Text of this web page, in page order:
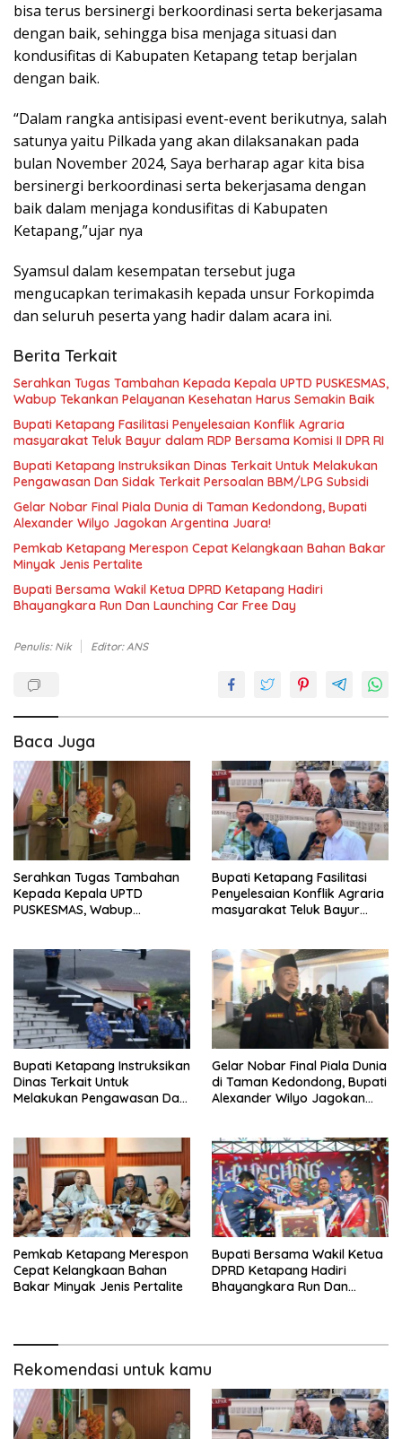
bisa terus bersinergi berkoordinasi serta bekerjasama
dengan baik, sehingga bisa menjaga situasi dan
kondusifitas di Kabupaten Ketapang tetap berjalan
dengan baik.
“Dalam rangka antisipasi event-event berikutnya, salah
satunya yaitu Pilkada yang akan dilaksanakan pada
bulan November 2024, Saya berharap agar kita bisa
bersinergi berkoordinasi serta bekerjasama dengan
baik dalam menjaga kondusifitas di Kabupaten
Ketapang,”ujar nya
Syamsul dalam kesempatan tersebut juga
mengucapkan terimakasih kepada unsur Forkopimda
dan seluruh peserta yang hadir dalam acara ini.
Berita Terkait
Serahkan Tugas Tambahan Kepada Kepala UPTD PUSKESMAS,
Wabup Tekankan Pelayanan Kesehatan Harus Semakin Baik
Bupati Ketapang Fasilitasi Penyelesaian Konflik Agraria
masyarakat Teluk Bayur dalam RDP Bersama Komisi II DPR RI
Bupati Ketapang Instruksikan Dinas Terkait Untuk Melakukan
Pengawasan Dan Sidak Terkait Persoalan BBM/LPG Subsidi
Gelar Nobar Final Piala Dunia di Taman Kedondong, Bupati
Alexander Wilyo Jagokan Argentina Juara!
Pemkab Ketapang Merespon Cepat Kelangkaan Bahan Bakar
Minyak Jenis Pertalite
Bupati Bersama Wakil Ketua DPRD Ketapang Hadiri
Bhayangkara Run Dan Launching Car Free Day
Penulis: Nik Editor: ANS
Baca Juga
Serahkan Tugas Tambahan
Kepada Kepala UPTD
PUSKESMAS, Wabup
Baik
Bupati Ketapang Fasilitasi
Penyelesaian Konflik Agraria
masyarakat Teluk Bayur
Bupati Ketapang Instruksikan
Dinas Terkait Untuk
Melakukan Pengawasan Dan
Gelar Nobar Final Piala Dunia
di Taman Kedondong, Bupati
Alexander Wilyo Jagokan
Pemkab Ketapang Merespon
Cepat Kelangkaan Bahan
Bakar Minyak Jenis Pertalite
Bupati Bersama Wakil Ketua
DPRD Ketapang Hadiri
Bhayangkara Run Dan
Rekomendasi untuk kamu